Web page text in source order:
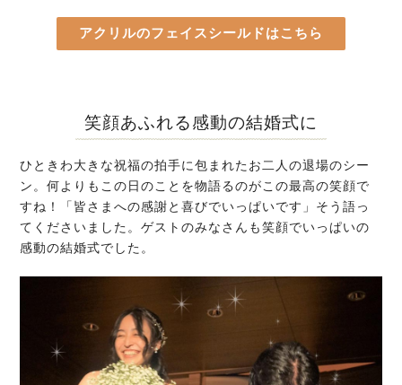
アクリルのフェイスシールドはこちら
笑顔あふれる感動の結婚式に
ひときわ大きな祝福の拍手に包まれたお二人の退場のシー
ン。何よりもこの日のことを物語るのがこの最高の笑顔で
すね！「皆さまへの感謝と喜びでいっぱいです」そう語っ
てくださいました。ゲストのみなさんも笑顔でいっぱいの
感動の結婚式でした。